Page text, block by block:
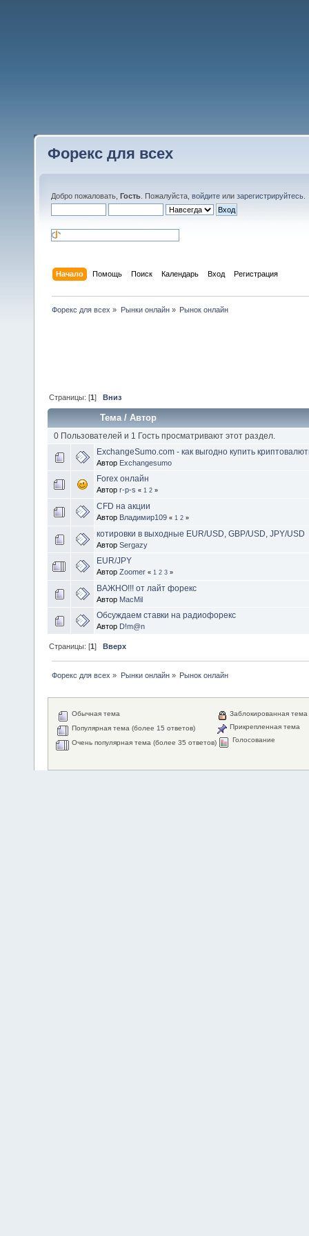
Форекс для всех
Добро пожаловать, Гость . Пожалуйста, войдите или зарегистрируйтесь
Начало Помощь Поиск Календарь Вход Регистрация
Форекс для всех » Рынки онлайн» Рынок онлайн
Страницы: [1]Вниз
Тема/Автор
0 Пользователей и 1 Гость просматривают этот раздел.
ExchangeSumo.com - как выгодно купить
Автор Exchangesumo
Forex онлайн
Автор r-p-s « 1 2 »
CFD на акции
Автор Владимир109 « 1 2 »
котировки в выходные EUR/USD, GBP/USD, JPY/USD
Автор Sergazy
EUR/JPY
Автор Zoomer « 1 2 3 »
ВАЖНО!!! от лайт форекс
Автор MacMil
Обсуждаем ставки на радиофорекс
Автор D!m@n
Страницы: [1]Вверх
Форекс для всех » Рынки онлайн» Рынок онлайн
Обычная тема
Популярная тема (более 15 ответов)
Очень популярная тема (более 35 ответов)
Заблокированная тема
Прикрепленная тема
Голосование